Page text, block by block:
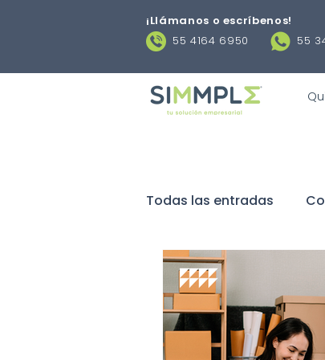
¡Llámanos o escríbenos!
55 4164 6950
55
Todas las entradas
Negocios
Contratos laborales